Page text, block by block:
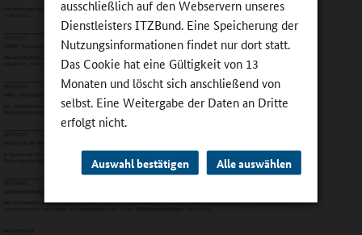
ausschließlich auf den Webservern unseres
Dienstleisters ITZBund. Eine Speicherung der
Nutzungsinformationen findet nur dort statt.
Das Cookie hat eine Gültigkeit von 13
Monaten und löscht sich anschließend von
selbst. Eine Weitergabe der Daten an Dritte
erfolgt nicht.
Auswahl bestätigen Alle auswählen